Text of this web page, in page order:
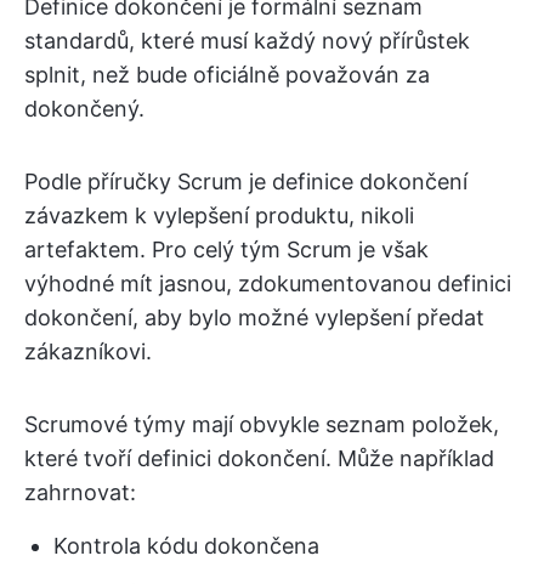
Definice dokončení je formální seznam
standardů, které musí každý nový přírůstek
splnit, než bude oficiálně považován za
dokončený.
Podle příručky Scrum je definice dokončení
závazkem k vylepšení produktu, nikoli
artefaktem. Pro celý tým Scrum je však
výhodné mít jasnou, zdokumentovanou definici
dokončení, aby bylo možné vylepšení předat
zákazníkovi.
Scrumové týmy mají obvykle seznam položek,
které tvoří definici dokončení. Může například
zahrnovat:
Kontrola kódu dokončena